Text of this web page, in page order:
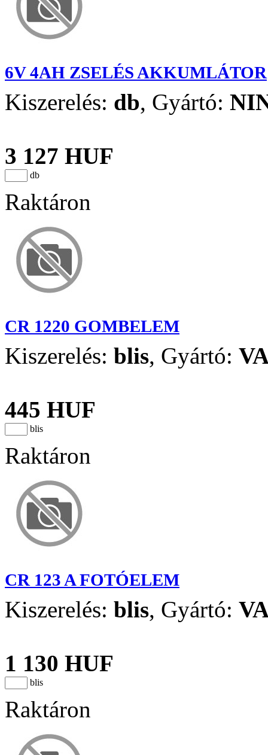
6V 4AH ZSELÉS AKKUMLÁTOR
Kiszerelés: db, Gyártó:
3 127 HUF
db
Raktáron
CR 1220 GOMBELEM
Kiszerelés: blis, Gyártó:
445 HUF
blis
Raktáron
CR 123 A FOTÓELEM
Kiszerelés: blis, Gyártó:
1 130 HUF
blis
Raktáron